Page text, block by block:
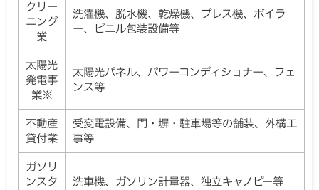
クリー
ニング
業
洗濯機、脱水機、乾燥機、プレス機、ボイラ
ー、ビニル包装設備等
太陽光
発電事
業※
太陽光パネル、パワーコンディショナー、フェ
ンス等
不動産
貸付業
受変電設備、門・塀・駐車場等の舗装、外構工
事等
ガソリ
ンスタ
洗車機、ガソリン計量器、独立キャノピー等